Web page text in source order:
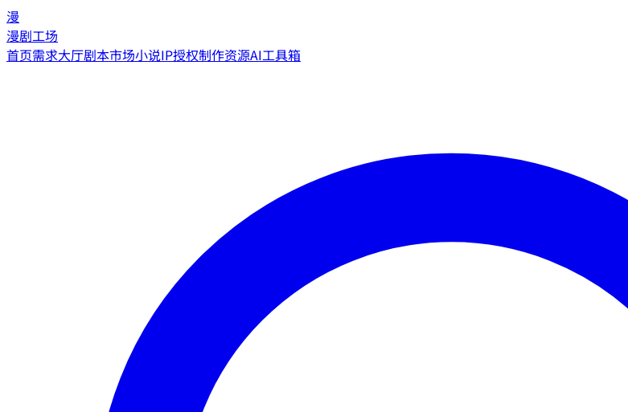
漫
漫剧工场
首页需求大厅剧本市场小说IP授权制作资源AI工具箱